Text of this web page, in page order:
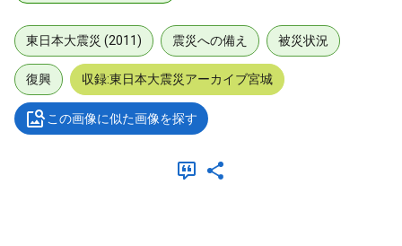
東日本大震災 (2011) 震災への備え 被災状況
復興 収録:東日本大震災アーカイブ宮城
この画像に似た画像を探す